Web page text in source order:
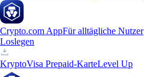
Crypto.com AppFür alltägliche Nutzer
Loslegen
KryptoVisa Prepaid-KarteLevel Up